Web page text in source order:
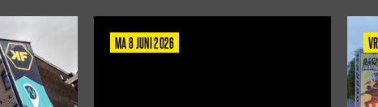
MA 8 JUNI 2026